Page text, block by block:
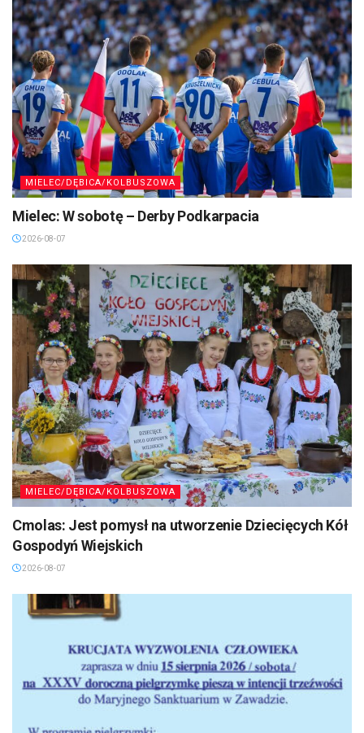
MIELEC/DĘBICA/KOLBUSZOWA
Mielec: W sobotę – Derby Podkarpacia
2026-08-07
MIELEC/DĘBICA/KOLBUSZOWA
Cmolas: Jest pomysł na utworzenie Dziecięcych Kół
Gospodyń Wiejskich
2026-08-07